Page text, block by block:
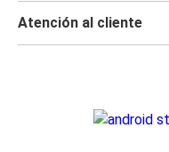
Atención al cliente